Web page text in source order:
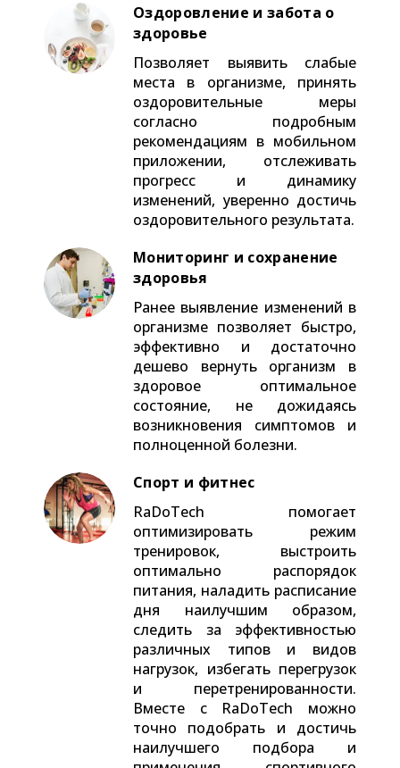
Оздоровление и забота о
здоровье
Позволяет выявить слабые
места в организме, принять
оздоровительные меры
согласно подробным
рекомендациям в мобильном
приложении, отслеживать
прогресс и динамику
изменений, уверенно достичь
оздоровительного результата.
Мониторинг и сохранение
здоровья
Ранее выявление изменений в
организме позволяет быстро,
эффективно и достаточно
дешево вернуть организм в
здоровое оптимальное
состояние, не дожидаясь
возникновения симптомов и
полноценной болезни.
Спорт и фитнес
RaDoTech помогает
оптимизировать режим
тренировок, выстроить
оптимально распорядок
питания, наладить расписание
дня наилучшим образом,
следить за эффективностью
различных типов и видов
нагрузок, избегать перегрузок
и перетренированности.
Вместе с RaDoTech можно
точно подобрать и достичь
наилучшего подбора и